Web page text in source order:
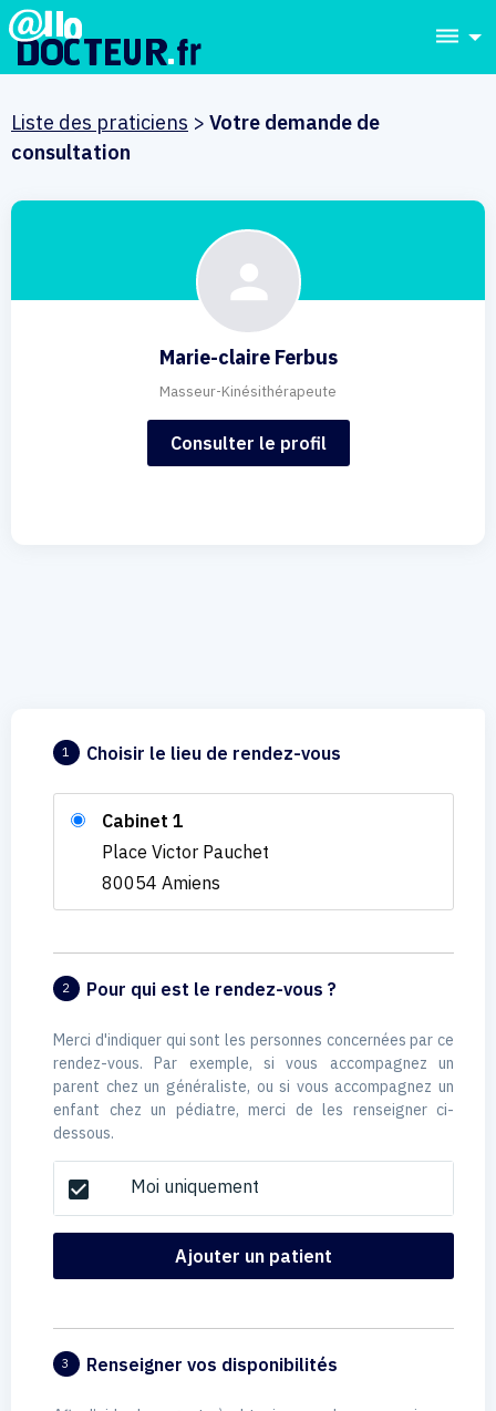
dehaze
Liste des praticiens > Votre demande de
consultation
Marie-claire Ferbus
Masseur-Kinésithérapeute
Consulter le profil
1 Choisir le lieu de rendez-vous
Cabinet 1
Place Victor Pauchet
80054 Amiens
2 Pour qui est le rendez-vous ?
Merci d'indiquer qui sont les personnes concernées par ce
rendez-vous. Par exemple, si vous accompagnez un
parent chez un généraliste, ou si vous accompagnez un
enfant chez un pédiatre, merci de les renseigner ci-
dessous.
check_box Moi uniquement
Ajouter un patient
3 Renseigner vos disponibilités